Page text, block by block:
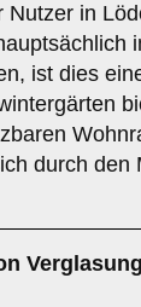
Nutzer in
ist dies
durch den